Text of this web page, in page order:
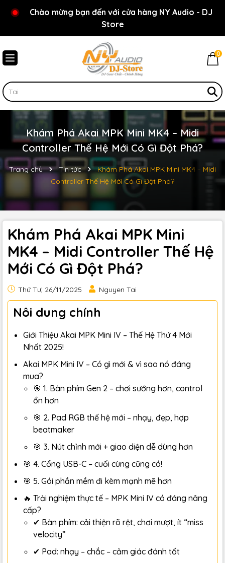
Chào mừng bạn đến với cửa hàng NY Audio - DJ
Store
0
Khám Phá Akai MPK Mini MK4 – Midi
Controller Thế Hệ Mới Có Gì Đột Phá?
Trang chủ Tin tức
Khám Phá Akai MPK Mini MK4 – Midi
Controller Thế Hệ Mới Có Gì Đột Phá?
Khám Phá Akai MPK Mini
MK4 – Midi Controller Thế Hệ
Mới Có Gì Đột Phá?
Thứ Tư, 26/11/2025 Nguyen Tai
Nôi dung chính
Giới Thiệu Akai MPK Mini IV – Thế Hệ Thứ 4 Mới
Nhất 2025!
Akai MPK Mini IV – Có gì mới & vì sao nó đáng
mua?
🎯 1. Bàn phím Gen 2 – chơi sướng hơn, control
ổn hơn
🎯 2. Pad RGB thế hệ mới – nhạy, đẹp, hợp
beatmaker
🎯 3. Nút chỉnh mới + giao diện dễ dùng hơn
🎯 4. Cổng USB-C – cuối cùng cũng có!
🎯 5. Gói phần mềm đi kèm mạnh mẽ hơn
🔥 Trải nghiệm thực tế – MPK Mini IV có đáng nâng
cấp?
✔ Bàn phím: cải thiện rõ rệt, chơi mượt, ít “miss
velocity”
✔ Pad: nhạy – chắc – cảm giác đánh tốt